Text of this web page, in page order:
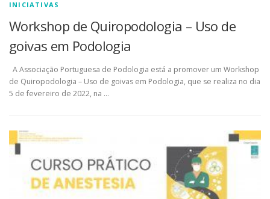
INICIATIVAS
Workshop de Quiropodologia – Uso de
goivas em Podologia
A Associação Portuguesa de Podologia está a promover um Workshop
de Quiropodologia – Uso de goivas em Podologia, que se realiza no dia
5 de fevereiro de 2022, na …